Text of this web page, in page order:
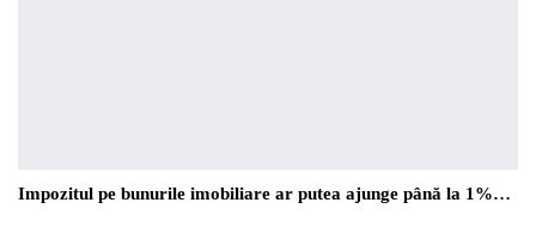
Impozitul pe bunurile imobiliare ar putea ajunge până la 1%…